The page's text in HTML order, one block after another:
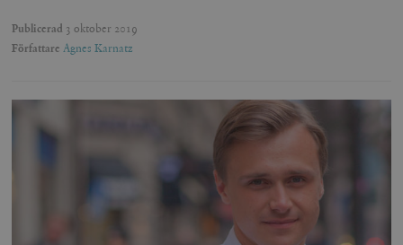
Publicerad 3 oktober 2019
Författare Agnes Karnatz